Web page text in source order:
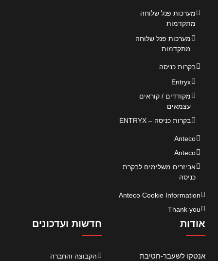
מערכות פנל שלוחה
מתקדמות
מערכות פנל שלוחה
מתקדמות
בקרות כניסה
Entryx
מקודדים / קוראים
עצמאים
בקרות כניסה – ENTRYX
Anteco
Anteco
אביזרים משלימים לבקרת
כניסה
Anteco Cookie Information
Thank you
חדשות ועדכונים
הקבוצה והחברה
אודות
אנטקו לשעבר-חטיבת